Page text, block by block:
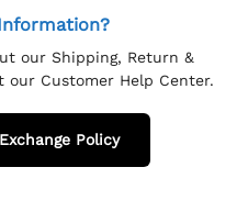
our Shipping, Return &
our Customer Help Center.
Policy